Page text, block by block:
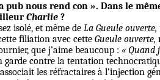
pub nous rend con ». Dans le
Charlie ?
isolé, et même de La Gueule ouverte,
filiation avec cette Gueule ouverte,
que j’aime beaucoup : « Quand
contre la tentation
associait les réfractaires à l’injection